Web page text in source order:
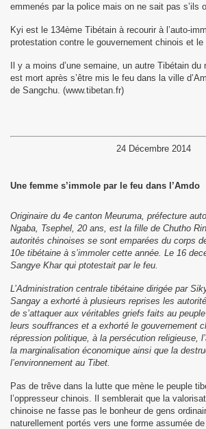
emmenés par la police mais on ne sait pas s’ils
Kyi est le 134ème Tibétain à recourir à l’auto-
protestation contre le gouvernement chinois et le
Il y a moins d’une semaine, un autre Tibétain
est mort après s’être mis le feu dans la ville
de Sangchu. (www.tibetan.fr)
24 Décembre 2014
Une femme s’immole par le feu dans l’Amdo
Originaire du 4e canton Meuruma, préfecture
Ngaba, Tsephel, 20 ans, est la fille de Chutho
autorités chinoises se sont emparées du corps
10e tibétaine à s’immoler cette année. Le 16
Sangye Khar qui ptotestait par le feu.
L’Administration centrale tibétaine dirigée par
Sangay a exhorté à plusieurs reprises les
de s’attaquer aux véritables griefs faits au
leurs souffrances et a exhorté le gouvernement
répression politique, à la persécution religieuse,
la marginalisation économique ainsi que la
l’environnement au Tibet.
Pas de trêve dans la lutte que mène le peuple
l’oppresseur chinois. Il semblerait que la
chinoise ne fasse pas le bonheur de gens
naturellement portés vers une forme assumée